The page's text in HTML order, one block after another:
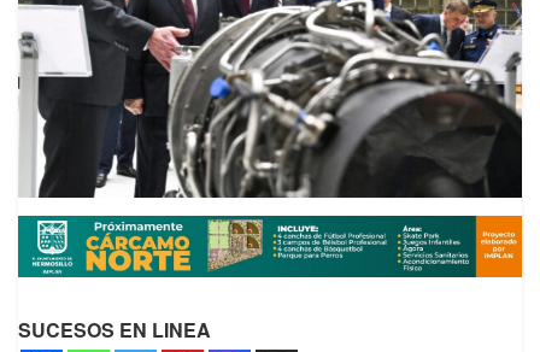
SUCESOS EN LINEA